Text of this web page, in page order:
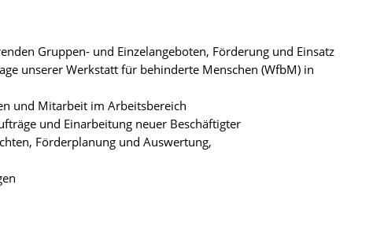
Gruppen- und Einzelangeboten, Förderung und Einsatz
unserer Werkstatt für behinderte Menschen (WfbM) in
und Mitarbeit im Arbeitsbereich
und Einarbeitung neuer Beschäftigter
Förderplanung und Auswertung,